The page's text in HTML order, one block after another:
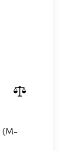
(M-